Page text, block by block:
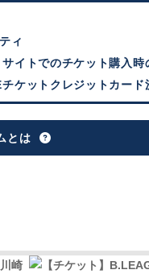
ィ
イトでのチケット購入時
チケットクレジットカー
とは